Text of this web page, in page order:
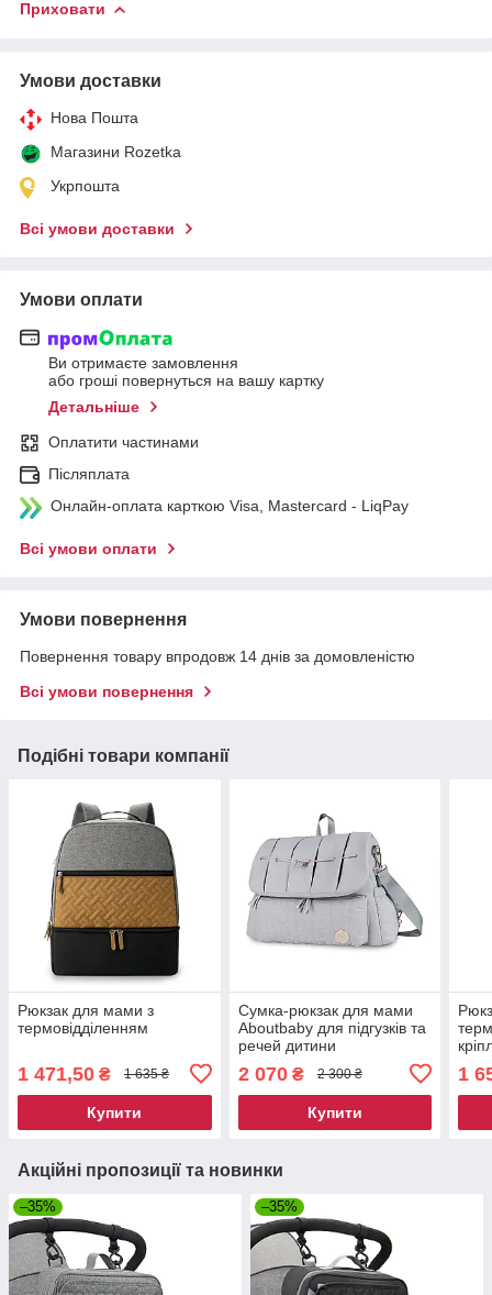
Приховати
Умови доставки
Нова Пошта
Магазини Rozetka
Укрпошта
Всі умови доставки
Умови оплати
Ви отримаєте замовлення
або гроші повернуться на вашу картку
Детальніше
Оплатити частинами
Післяплата
Онлайн-оплата карткою Visa, Mastercard - LiqPay
Всі умови оплати
Умови повернення
Повернення товару впродовж 14 днів за домовленістю
Всі умови повернення
Подібні товари компанії
Рюкзак для мами з
термовідділенням
1 471,50 ₴ 1 635 ₴
Купити
Сумка-рюкзак для мами
Aboutbaby для підгузків та
речей дитини
2 070₴ 2 300 ₴
Купити
1
Акційні пропозиції та новинки
–35% –35%